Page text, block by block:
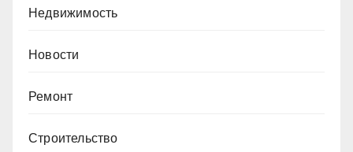
Недвижимость
Новости
Ремонт
Строительство